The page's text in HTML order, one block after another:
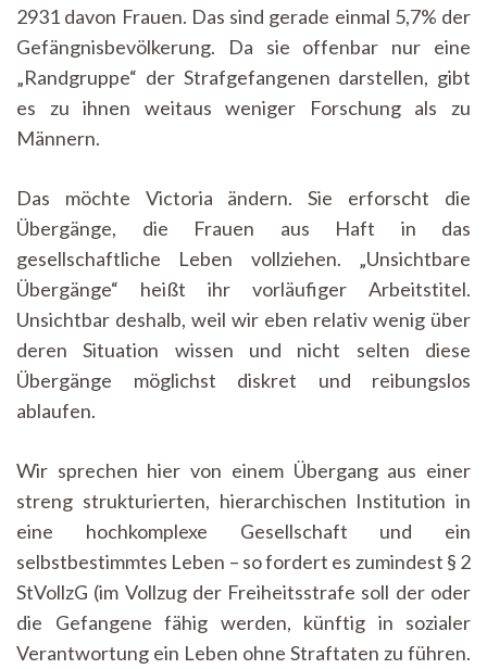
2931 davon Frauen. Das sind gerade einmal 5,7% der
Gefängnisbevölkerung. Da sie offenbar nur eine
„Randgruppe“ der Strafgefangenen darstellen, gibt
es zu ihnen weitaus weniger Forschung als zu
Männern.
Das möchte Victoria ändern. Sie erforscht die
Übergänge, die Frauen aus Haft in das
gesellschaftliche Leben vollziehen. „Unsichtbare
Übergänge“ heißt ihr vorläufiger Arbeitstitel.
Unsichtbar deshalb, weil wir eben relativ wenig über
deren Situation wissen und nicht selten diese
Übergänge möglichst diskret und reibungslos
ablaufen.
Wir sprechen hier von einem Übergang aus einer
streng strukturierten, hierarchischen Institution in
eine hochkomplexe Gesellschaft und ein
selbstbestimmtes Leben – so fordert es zumindest § 2
StVollzG (im Vollzug der Freiheitsstrafe soll der oder
die Gefangene fähig werden, künftig in sozialer
Verantwortung ein Leben ohne Straftaten zu führen.